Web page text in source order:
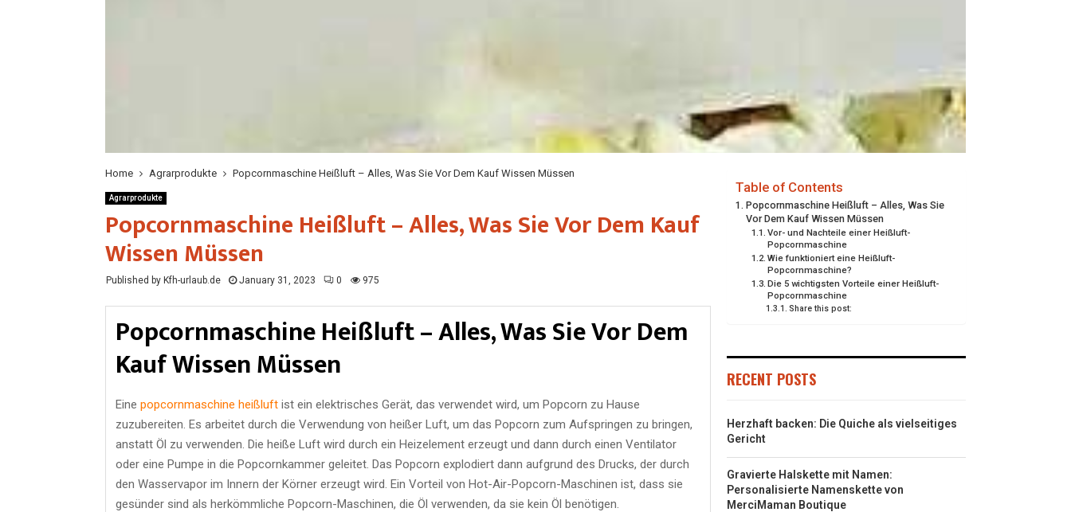
Home Agrarprodukte Popcornmaschine Heißluft – Alles, Was Sie Vor Dem Kauf Wissen Müssen
Agrarprodukte
Popcornmaschine Heißluft – Alles, Was Sie Vor Dem Kauf
Wissen Müssen
Published by Kfh-urlaub.de January 31, 2023 0 975
Popcornmaschine Heißluft – Alles, Was Sie Vor Dem
Kauf Wissen Müssen
Eine popcornmaschine heißluft ist ein elektrisches Gerät, das verwendet wird, um Popcorn zu Hause
zuzubereiten. Es arbeitet durch die Verwendung von heißer Luft, um das Popcorn zum Aufspringen zu bringen,
anstatt Öl zu verwenden. Die heiße Luft wird durch ein Heizelement erzeugt und dann durch einen Ventilator
oder eine Pumpe in die Popcornkammer geleitet. Das Popcorn explodiert dann aufgrund des Drucks, der durch
den Wasservapor im Innern der Körner erzeugt wird. Ein Vorteil von Hot-Air-Popcorn-Maschinen ist, dass sie
gesünder sind als herkömmliche Popcorn-Maschinen, die Öl verwenden, da sie kein Öl benötigen.
Table of Contents
Popcornmaschine Heißluft – Alles, Was Sie
Vor Dem Kauf Wissen Müssen
Vor- und Nachteile einer Heißluft-
Popcornmaschine
Wie funktioniert eine Heißluft-
Popcornmaschine?
Die 5 wichtigsten Vorteile einer Heißluft-
Popcornmaschine
Share this post:
RECENT POSTS
Herzhaft backen: Die Quiche als vielseitiges
Gericht
Gravierte Halskette mit Namen:
Personalisierte Namenskette von
MerciMaman Boutique